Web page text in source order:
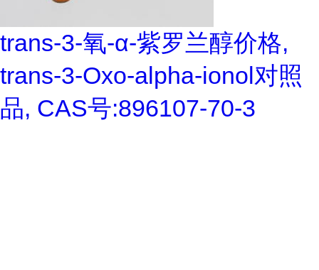
trans-3-氧-α-紫罗兰醇价格,
trans-3-Oxo-alpha-ionol对照
品, CAS号:896107-70-3